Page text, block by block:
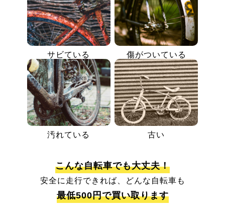
サビている 傷がついている
汚れている 古い
こんな自転車でも大丈夫！
安全に走行できれば、どんな自転車も
最低500円で買い取ります